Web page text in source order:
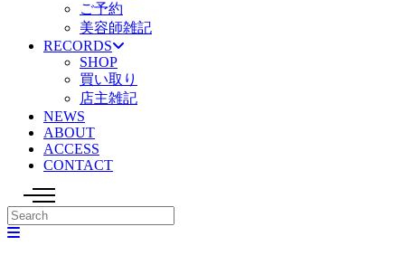
ご予約
美容師雑記
RECORDS
SHOP
買い取り
店主雑記
NEWS
ABOUT
ACCESS
CONTACT